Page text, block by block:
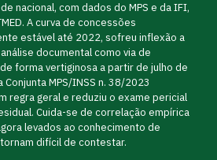
nacional, com dados do MPS e da IFI,
A curva de concessões
estável até 2022, sofreu inflexão a
documental como via de
forma vertiginosa a partir de julho de
MPS/INSS n. 38/2023
regra geral e reduziu o exame pericial
Cuida-se de correlação empírica
levados ao conhecimento de
difícil de contestar.